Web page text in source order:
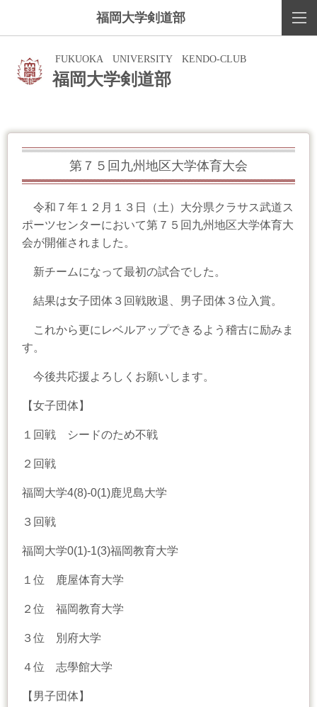
福岡大学剣道部
FUKUOKA UNIVERSITY KENDO-CLUB
福岡大学剣道部
第７５回九州地区大学体育大会
令和７年１２月１３日（土）大分県クラサス武道ス
ポーツセンターにおいて第７５回九州地区大学体育大
会が開催されました。
新チームになって最初の試合でした。
結果は女子団体３回戦敗退、男子団体３位入賞。
これから更にレベルアップできるよう稽古に励みま
す。
今後共応援よろしくお願いします。
【女子団体】
１回戦 シードのため不戦
２回戦
福岡大学4(8)-0(1)鹿児島大学
３回戦
福岡大学0(1)-1(3)福岡教育大学
１位 鹿屋体育大学
２位 福岡教育大学
３位 別府大学
４位 志學館大学
【男子団体】